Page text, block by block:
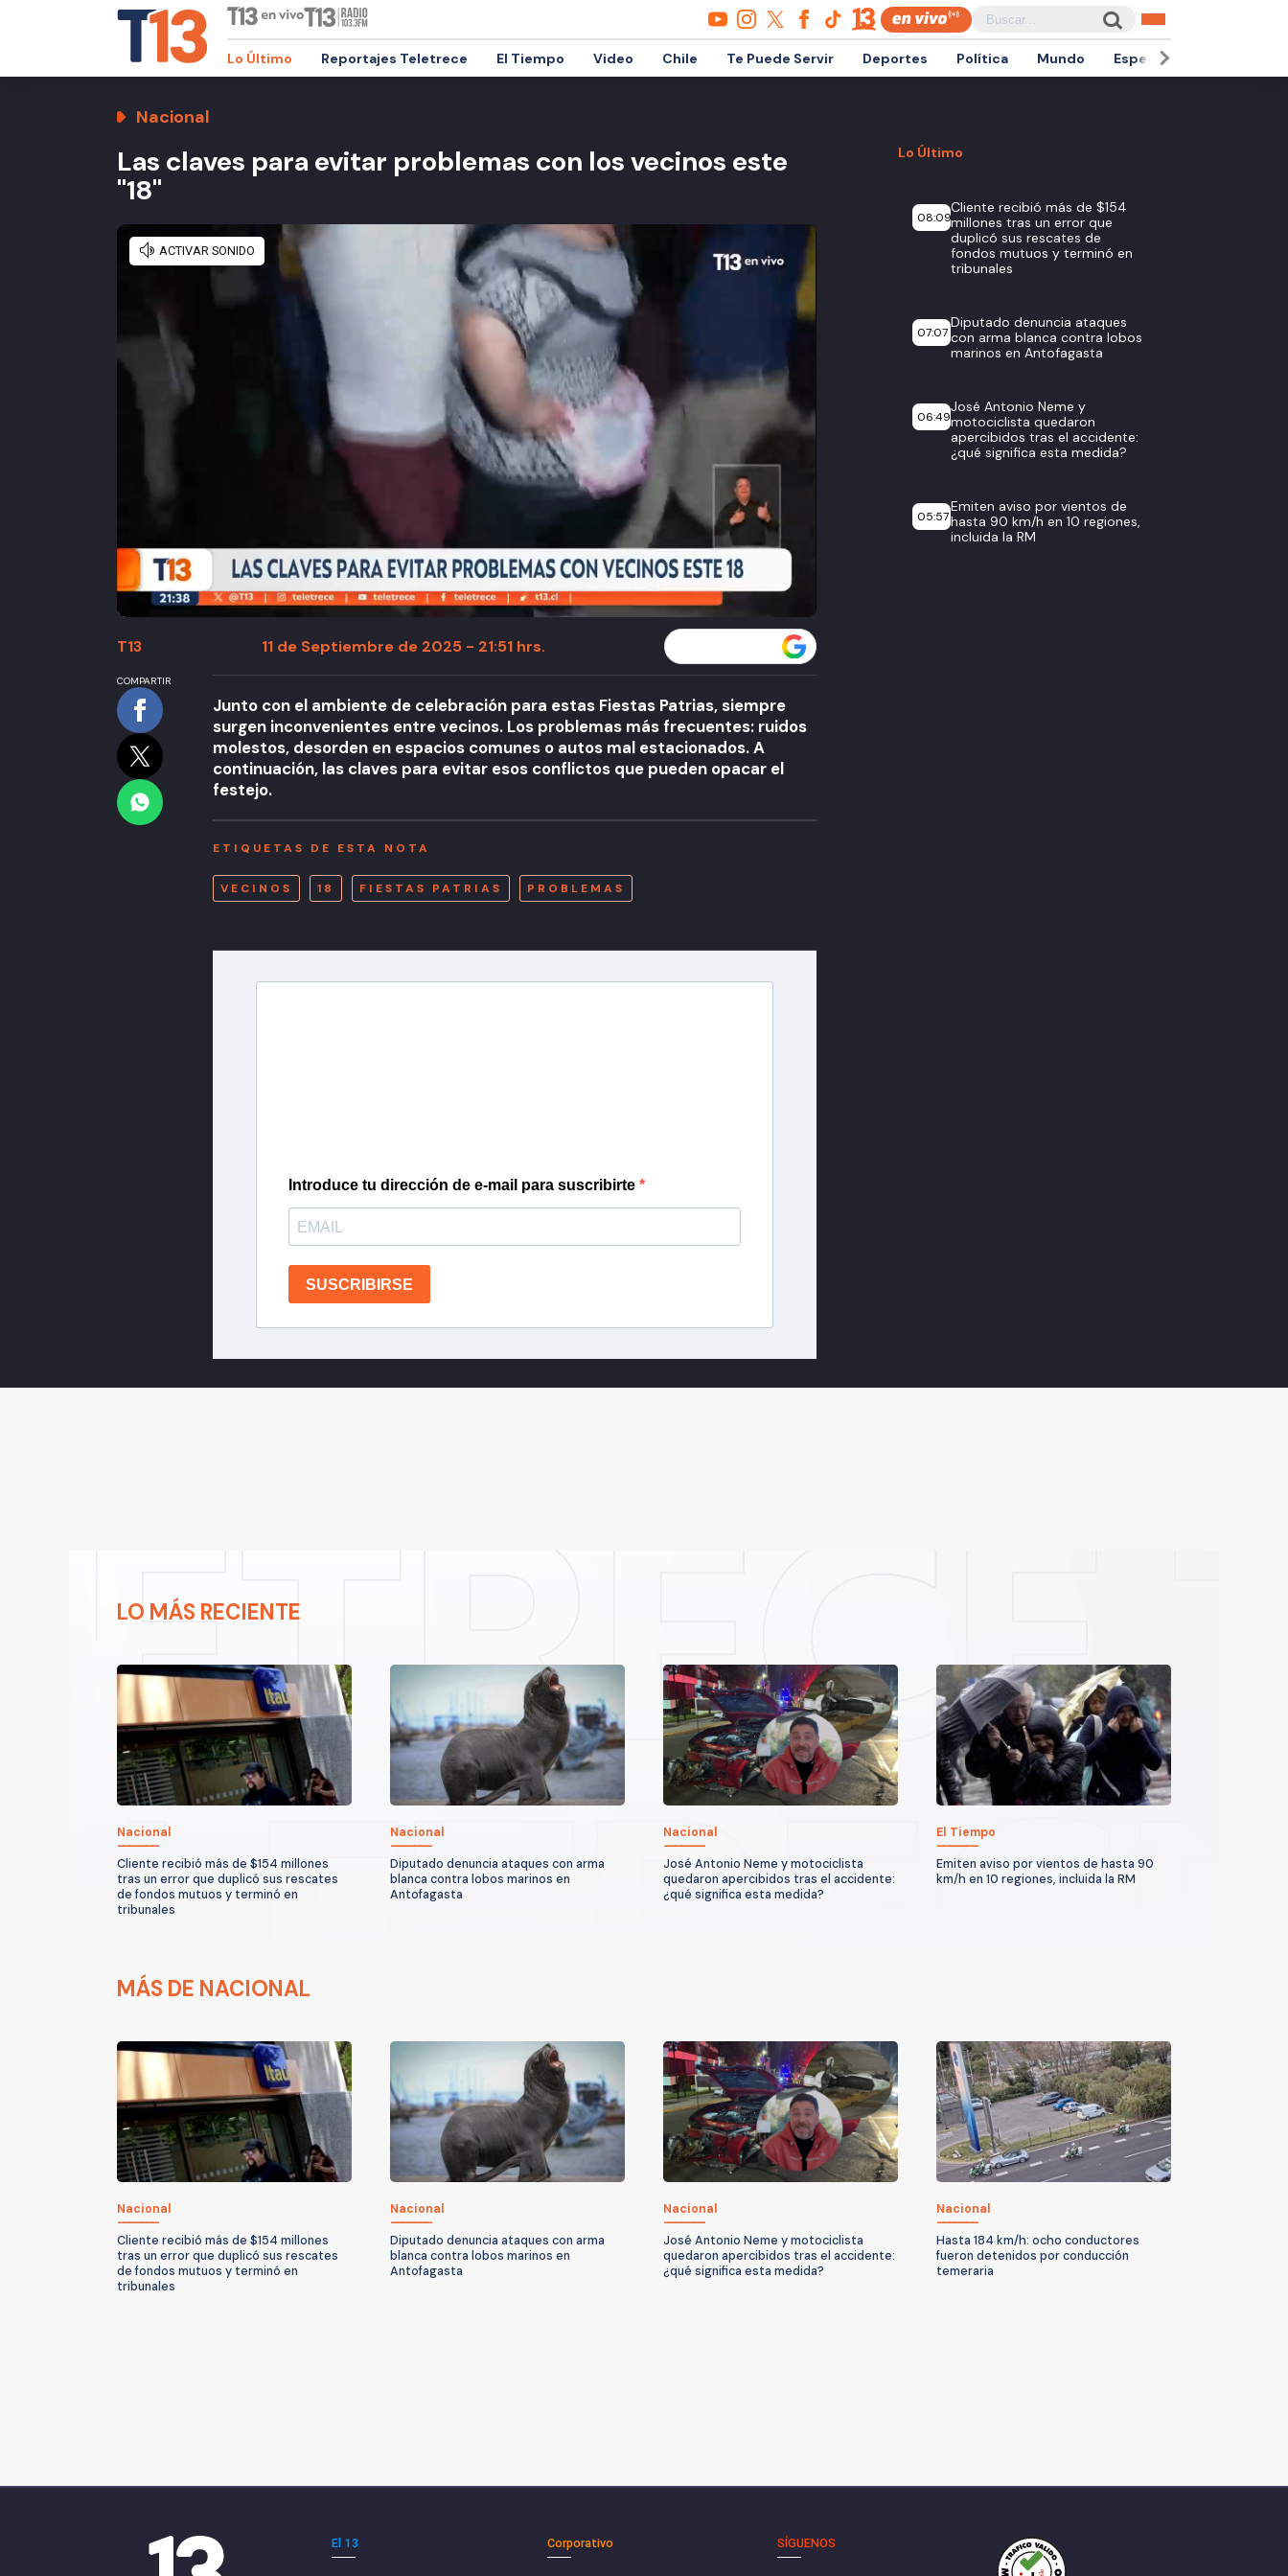
Lo Último Reportajes Teletrece El Tiempo Video Chile Te Puede Servir Deportes Política Mundo Espectáculos
Nacional
Las claves para evitar problemas con los vecinos este
"18"
T13 11 de Septiembre de 2025 - 21:51 hrs.
COMPARTIR
Junto con el ambiente de celebración para estas Fiestas Patrias, siempre
surgen inconvenientes entre vecinos. Los problemas más frecuentes: ruidos
molestos, desorden en espacios comunes o autos mal estacionados. A
continuación, las claves para evitar esos conflictos que pueden opacar el
festejo.
ETIQUETAS DE ESTA NOTA
VECINOS 18 FIESTAS PATRIAS PROBLEMAS
Introduce tu dirección de e-mail para suscribirte
SUSCRIBIRSE
Lo Último
08:09
Cliente recibió más de $154
millones tras un error que
duplicó sus rescates de
fondos mutuos y terminó en
tribunales
07:07
Diputado denuncia ataques
con arma blanca contra lobos
marinos en Antofagasta
06:49
José Antonio Neme y
motociclista quedaron
apercibidos tras el accidente:
¿qué significa esta medida?
05:57
Emiten aviso por vientos de
hasta 90 km/h en 10 regiones,
incluida la RM
LO MÁS RECIENTE
Nacional
Cliente recibió más de $154 millones
tras un error que duplicó sus rescates
de fondos mutuos y terminó en
tribunales
Nacional
Diputado denuncia ataques con arma
blanca contra lobos marinos en
Antofagasta
Nacional
José Antonio Neme y motociclista
quedaron apercibidos tras el accidente:
¿qué significa esta medida?
El Tiempo
Emiten aviso por vientos de hasta 90
km/h en 10 regiones, incluida la RM
MÁS DE NACIONAL
Nacional
Cliente recibió más de $154 millones
tras un error que duplicó sus rescates
de fondos mutuos y terminó en
tribunales
Nacional
Diputado denuncia ataques con arma
blanca contra lobos marinos en
Antofagasta
Nacional
José Antonio Neme y motociclista
quedaron apercibidos tras el accidente:
¿qué significa esta medida?
Nacional
Hasta 184 km/h: ocho conductores
fueron detenidos por conducción
temeraria
El 13 Corporativo SÍGUENOS